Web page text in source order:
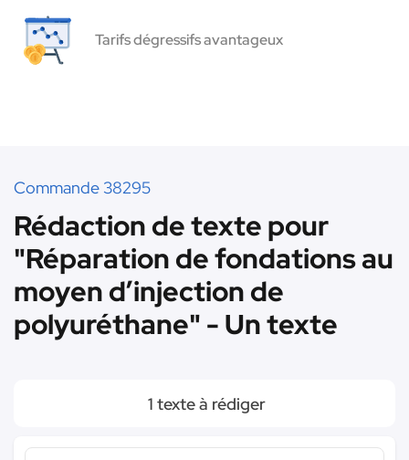
Tarifs dégressifs avantageux
Commande 38295
Rédaction de texte pour
"Réparation de fondations au
moyen d’injection de
polyuréthane" - Un texte
1 texte à rédiger